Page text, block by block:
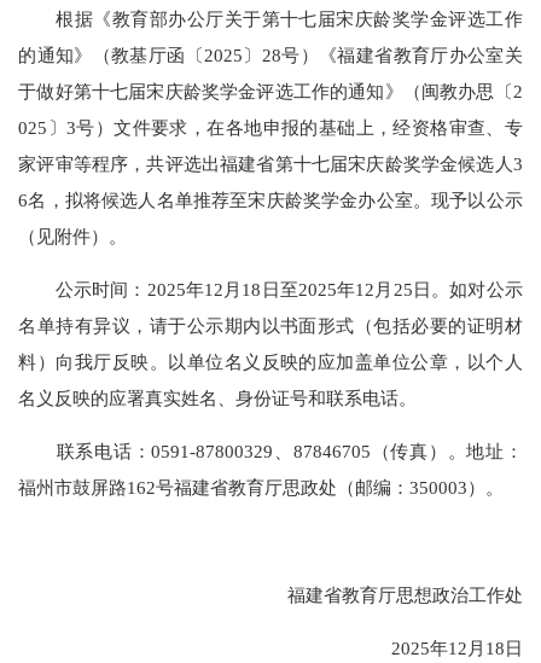
根据《教育部办公厅关于第十七届宋庆龄奖学金评选工作
的通知》（教基厅函〔2025〕28号）《福建省教育厅办公室关
于做好第十七届宋庆龄奖学金评选工作的通知》（闽教办思〔2
025〕3号）文件要求，在各地申报的基础上，经资格审查、专
家评审等程序，共评选出福建省第十七届宋庆龄奖学金候选人3
6名，拟将候选人名单推荐至宋庆龄奖学金办公室。现予以公示
（见附件）。
公示时间：2025年12月18日至2025年12月25日。如对公示
名单持有异议，请于公示期内以书面形式（包括必要的证明材
料）向我厅反映。以单位名义反映的应加盖单位公章，以个人
名义反映的应署真实姓名、身份证号和联系电话。
联系电话：0591-87800329、87846705（传真）。地址：
福州市鼓屏路162号福建省教育厅思政处（邮编：350003）。
福建省教育厅思想政治工作处
2025年12月18日